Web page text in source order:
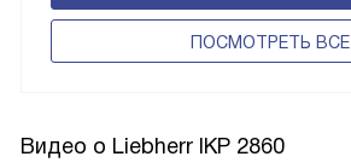
ПОCМОТРЕТЬ ВСЕ
Видео о Liebherr IKP 2860